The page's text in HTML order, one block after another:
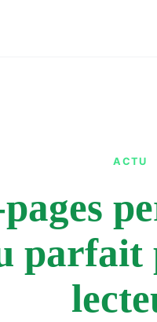
ACTU
parfait